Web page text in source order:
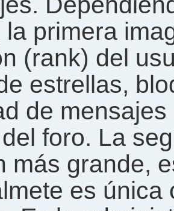
la primera
(rank) del
estrellas,
de
foro. La
más grande,
es única